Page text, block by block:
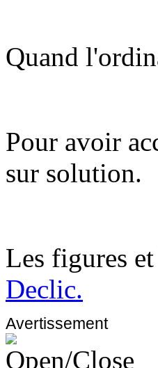
Quand
Pour avoir
sur solution.
Les figures
Declic.
Avertissement